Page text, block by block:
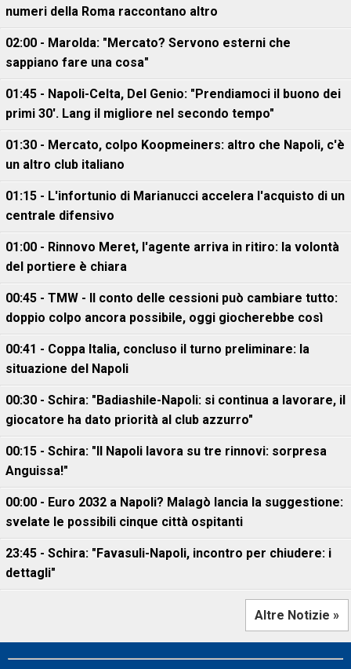
numeri della Roma raccontano altro
02:00 - Marolda: "Mercato? Servono esterni che
sappiano fare una cosa"
01:45 - Napoli-Celta, Del Genio: "Prendiamoci il buono dei
primi 30'. Lang il migliore nel secondo tempo"
01:30 - Mercato, colpo Koopmeiners: altro che Napoli, c'è
un altro club italiano
01:15 - L'infortunio di Marianucci accelera l'acquisto di un
centrale difensivo
01:00 - Rinnovo Meret, l'agente arriva in ritiro: la volontà
del portiere è chiara
00:45 - TMW - Il conto delle cessioni può cambiare tutto:
doppio colpo ancora possibile, oggi giocherebbe così
00:41 - Coppa Italia, concluso il turno preliminare: la
situazione del Napoli
00:30 - Schira: "Badiashile-Napoli: si continua a lavorare, il
giocatore ha dato priorità al club azzurro"
00:15 - Schira: "Il Napoli lavora su tre rinnovi: sorpresa
Anguissa!"
00:00 - Euro 2032 a Napoli? Malagò lancia la suggestione:
svelate le possibili cinque città ospitanti
23:45 - Schira: "Favasuli-Napoli, incontro per chiudere: i
dettagli"
Altre Notizie »